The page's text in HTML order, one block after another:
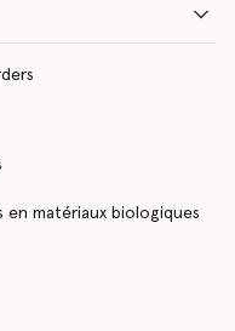
en matériaux biologiques